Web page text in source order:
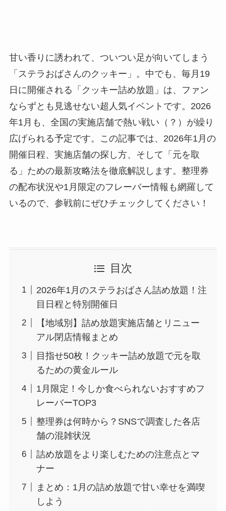
甘い香りに誘われて、ついつい足が向いてしまう
「ステラおばさんのクッキー」。中でも、毎月19
日に開催される「クッキー詰め放題」は、ファン
ならずとも見逃せない超人気イベントです。2026
年1月も、全国の実施店舗で熱い戦い（？）が繰り
広げられる予定です。この記事では、2026年1月の
開催日程、実施店舗の探し方、そして「元を取
る」ための最新攻略法を徹底解説します。整理券
の配布状況や1月限定のフレーバー情報も網羅して
いるので、参戦前にぜひチェックしてください！
目次
2026年1月のステラおばさん詰め放題！注
目日程と特別開催日
【地域別】詰め放題実施店舗とリニュー
アル閉店情報まとめ
目指せ50枚！クッキー詰め放題で元を取
るための黄金ルール
1月限定！今しか食べられないおすすめフ
レーバーTOP3
整理券は何時から？SNSで調査した各店
舗の混雑状況
詰め放題をより楽しむための注意点とマ
ナー
まとめ：1月の詰め放題で甘い幸せを満喫
しよう